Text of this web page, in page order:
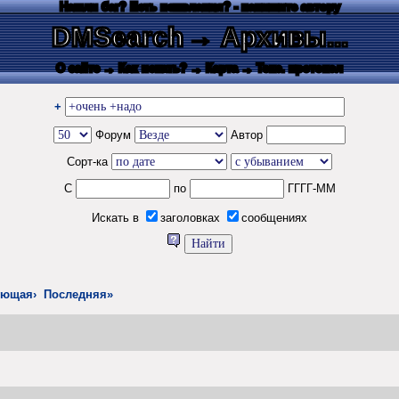
Нашли баг? Есть пожелания? - напишите автору
DMSearch→ Архивы...
О сайте → Как искать? → Карта → Текс. протокол
+
Форум
Автор
Сорт-ка
С
по ГГГГ-ММ
Искать в заголовках сообщениях
Последняя»